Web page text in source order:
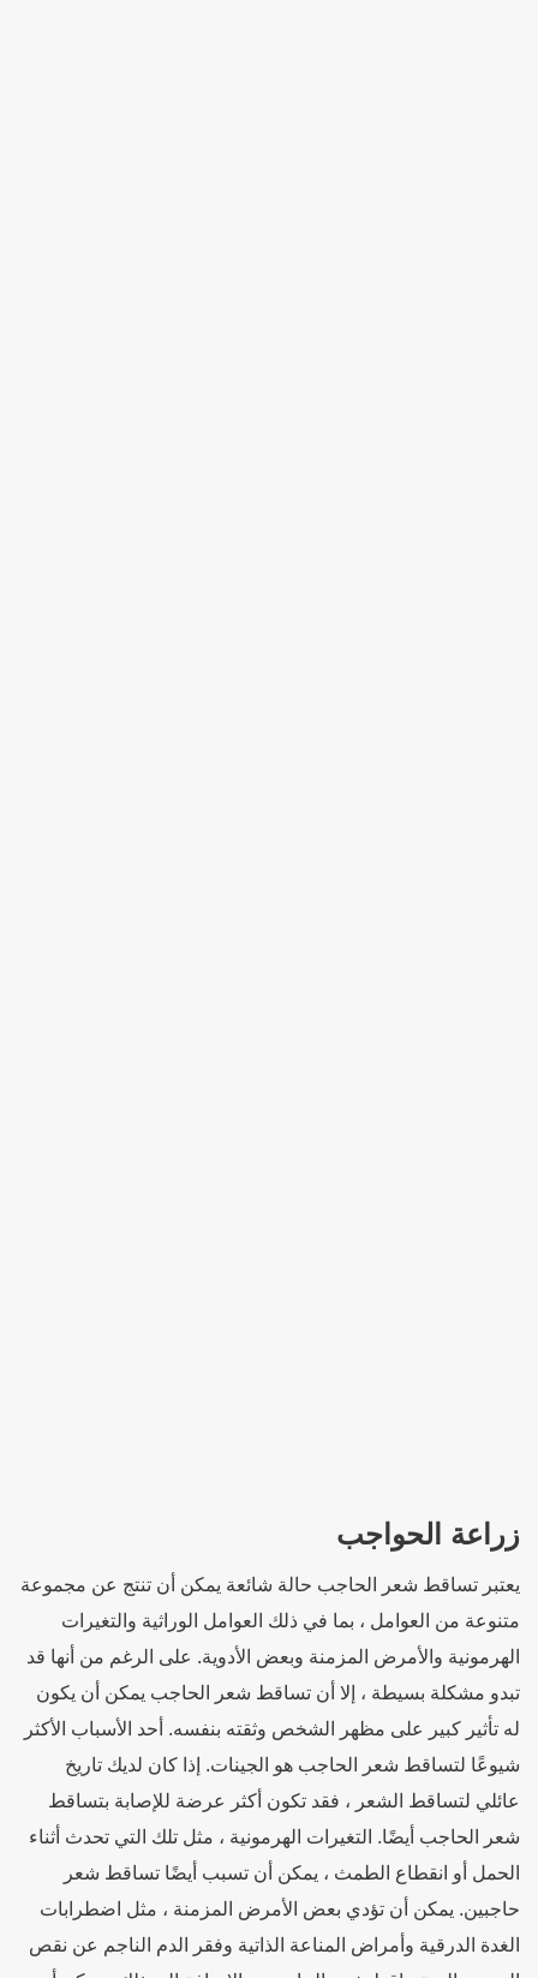
الحواجب
تساقط شعر الحاجب حالة شائعة يمكن أن تنتج عن مجموعة
من العوامل ، بما في ذلك العوامل الوراثية والتغيرات
والأمرض المزمنة وبعض الأدوية. على الرغم من أنها قد
مشكلة بسيطة ، إلا أن تساقط شعر الحاجب يمكن أن يكون
تأثير كبير على مظهر الشخص وثقته بنفسه. أحد الأسباب الأكثر
لتساقط شعر الحاجب هو الجينات. إذا كان لديك تاريخ
لتساقط الشعر ، فقد تكون أكثر عرضة للإصابة بتساقط
الحاجب أيضًا. التغيرات الهرمونية ، مثل تلك التي تحدث أثناء
أو انقطاع الطمث ، يمكن أن تسبب أيضًا تساقط شعر
يمكن أن تؤدي بعض الأمرض المزمنة ، مثل اضطرابات
الدرقية وأمراض المناعة الذاتية وفقر الدم الناجم عن نقص